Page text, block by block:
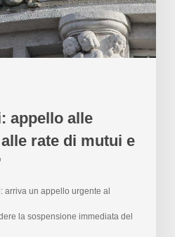
appello alle
rate di mutui e
arriva un appello urgente al
la sospensione immediata del